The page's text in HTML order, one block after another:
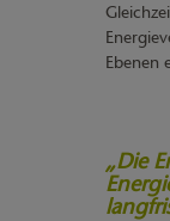
Ebenen
„Die